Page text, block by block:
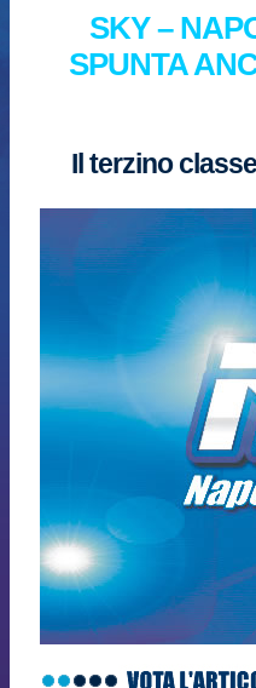
SKY –
SPUNTA
Il terzino